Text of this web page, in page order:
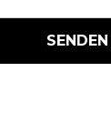
SENDEN